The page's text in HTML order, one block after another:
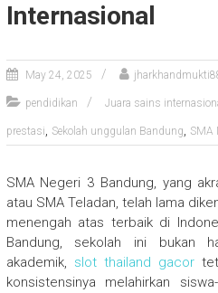
Internasional
May 24, 2025
pendidikan Juara sains
prestasi, Sekolah unggulan Bandung, SMA
SMA Negeri 3 Bandung, yang
atau SMA Teladan, telah lama
menengah atas terbaik di
Bandung, sekolah ini bukan
akademik, slot thailand gacor
konsistensinya melahirkan